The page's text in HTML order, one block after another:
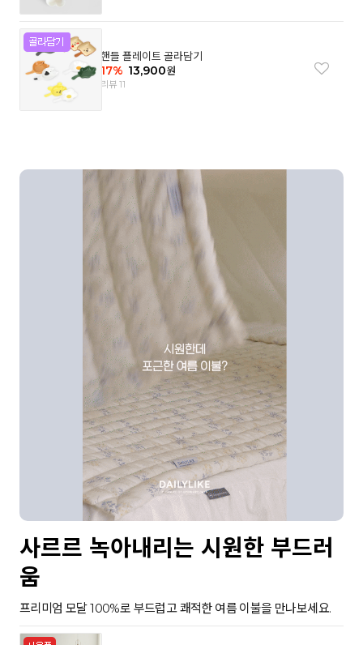
핸들 플레이트 골라담기
17% 13,900원
리뷰 11
사르르 녹아내리는 시원한 부드러
움
프리미엄 모달 100%로 부드럽고 쾌적한 여름 이불을 만나보세요.